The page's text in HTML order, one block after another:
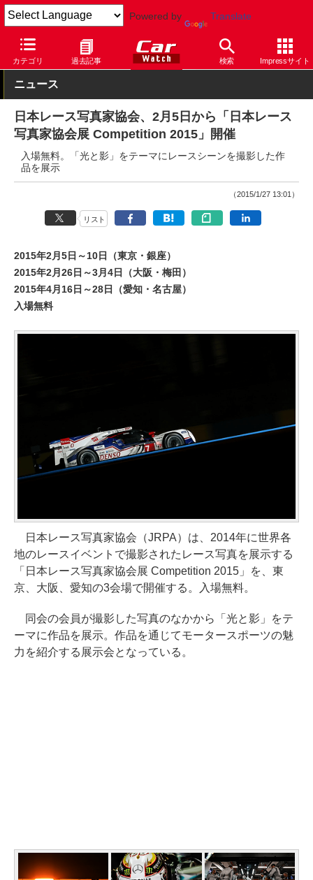
Powered by Translate
カテゴリ 過去記事 検索 Impressサイト
Car Watch モータースポーツ その他
ニュース
日本レース写真家協会、2月5日から「日本レース
写真家協会展 Competition 2015」開催
入場無料。「光と影」をテーマにレースシーンを撮影した作
品を展示
（2015/1/27 13:01）
リスト
2015年2月5日～10日（東京・銀座）
2015年2月26日～3月4日（大阪・梅田）
2015年4月16日～28日（愛知・名古屋）
入場無料
日本レース写真家協会（JRPA）は、2014年に世界各
地のレースイベントで撮影されたレース写真を展示する
「日本レース写真家協会展 Competition 2015」を、東
京、大阪、愛知の3会場で開催する。入場無料。
同会の会員が撮影した写真のなかから「光と影」をテ
ーマに作品を展示。作品を通じてモータースポーツの魅
力を紹介する展示会となっている。